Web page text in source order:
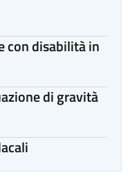
con disabilità in
di gravità